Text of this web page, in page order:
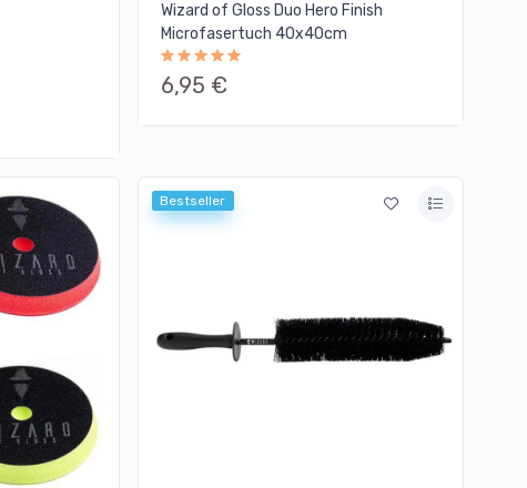
Wizard of Gloss Duo Hero Finish
Microfasertuch 40x40cm
6,95 €
Bestseller